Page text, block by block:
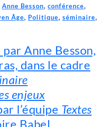
Anne Besson, conférence,
Âge, Politique, séminaire,
Anne Besson,
dans le cadre
enjeux
l’équipe Textes
Babel.